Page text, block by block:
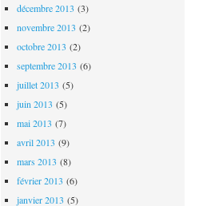
décembre 2013 (3)
novembre 2013 (2)
octobre 2013 (2)
septembre 2013 (6)
juillet 2013 (5)
juin 2013 (5)
mai 2013 (7)
avril 2013 (9)
mars 2013 (8)
février 2013 (6)
janvier 2013 (5)